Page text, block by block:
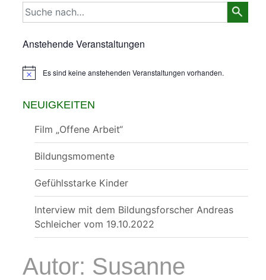
Anstehende Veranstaltungen
HinweisEs sind keine anstehenden Veranstaltungen vorhanden.
NEUIGKEITEN
Film „Offene Arbeit“
Bildungsmomente
Gefühlsstarke Kinder
Interview mit dem Bildungsforscher Andreas
Schleicher vom 19.10.2022
Autor: Susanne